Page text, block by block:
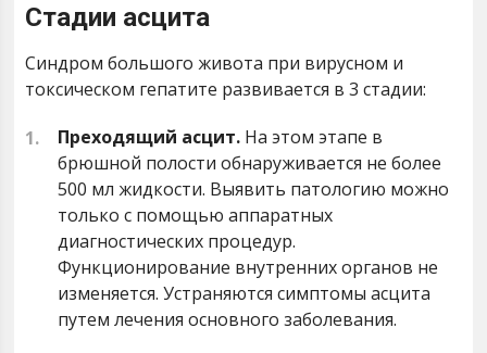
Стадии асцита
Синдром большого живота при вирусном и
токсическом гепатите развивается в 3 стадии:
Преходящий асцит. На этом этапе в
брюшной полости обнаруживается не более
500 мл жидкости. Выявить патологию можно
только с помощью аппаратных
диагностических процедур.
Функционирование внутренних органов не
изменяется. Устраняются симптомы асцита
путем лечения основного заболевания.